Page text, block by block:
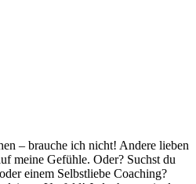
– brauche ich nicht! Andere lieben
meine Gefühle. Oder? Suchst du
einem Selbstliebe Coaching?